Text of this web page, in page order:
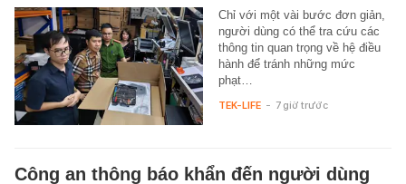
Chỉ với một vài bước đơn giản,
người dùng có thể tra cứu các
thông tin quan trọng về hệ điều
hành để tránh những mức
phạt…
TEK-LIFE - 7 giờ trước
Công an thông báo khẩn đến người dùng